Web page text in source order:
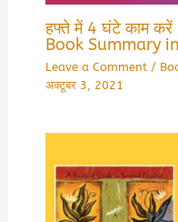
हफ्ते में 4 घंटे काम
Book Summary
Leave a Comment /
अक्टूबर 3, 2021